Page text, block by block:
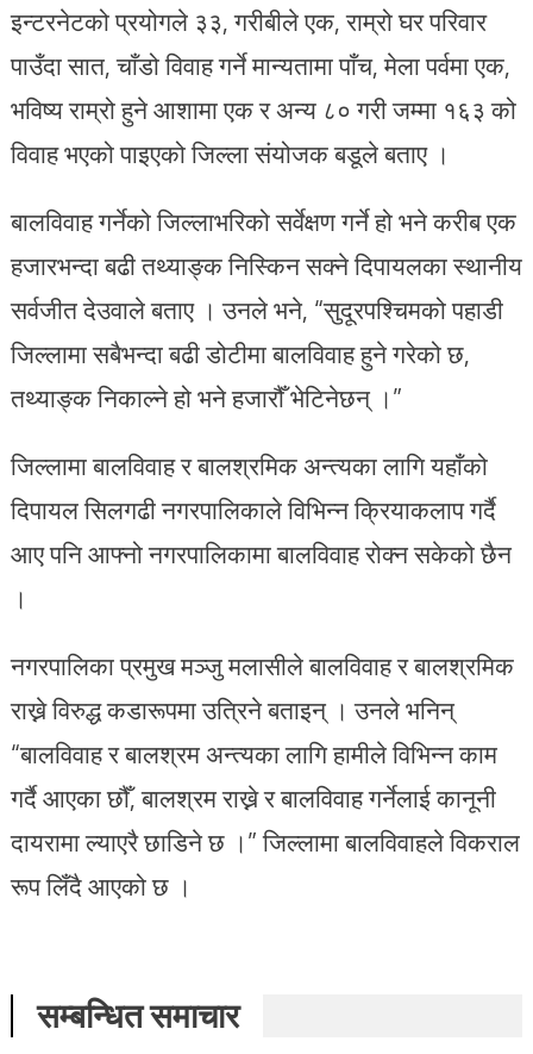
इन्टरनेटको प्रयोगले ३३, गरीबीले एक, राम्रो घर परिवार
पाउँदा सात, चाँडो विवाह गर्ने मान्यतामा पाँच, मेला पर्वमा एक,
भविष्य राम्रो हुने आशामा एक र अन्य ८० गरी जम्मा १६३ को
विवाह भएको पाइएको जिल्ला संयोजक बडूले बताए ।
बालविवाह गर्नेको जिल्लाभरिको सर्वेक्षण गर्ने हो भने करीब एक
हजारभन्दा बढी तथ्याङ्क निस्किन सक्ने दिपायलका स्थानीय
सर्वजीत देउवाले बताए । उनले भने, “सुदूरपश्चिमको पहाडी
जिल्लामा सबैभन्दा बढी डोटीमा बालविवाह हुने गरेको छ,
तथ्याङ्क निकाल्ने हो भने हजारौँ भेटिनेछन् ।”
जिल्लामा बालविवाह र बालश्रमिक अन्त्यका लागि यहाँको
दिपायल सिलगढी नगरपालिकाले विभिन्न क्रियाकलाप गर्दै
आए पनि आफ्नो नगरपालिकामा बालविवाह रोक्न सकेको छैन
।
नगरपालिका प्रमुख मञ्जु मलासीले बालविवाह र बालश्रमिक
राख्ने विरुद्ध कडारूपमा उत्रिने बताइन् । उनले भनिन्
“बालविवाह र बालश्रम अन्त्यका लागि हामीले विभिन्न काम
गर्दै आएका छौँ, बालश्रम राख्ने र बालविवाह गर्नेलाई कानूनी
दायरामा ल्याएरै छाडिने छ ।” जिल्लामा बालविवाहले विकराल
रूप लिँदै आएको छ ।
सम्बन्धित समाचार